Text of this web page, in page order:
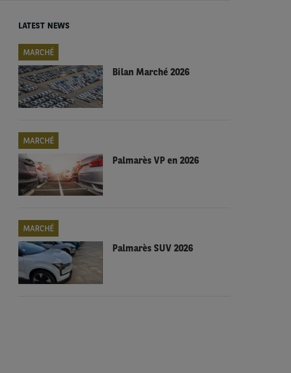
LATEST NEWS
MARCHÉ
Bilan Marché 2026
MARCHÉ
Palmarès VP en 2026
MARCHÉ
Palmarès SUV 2026